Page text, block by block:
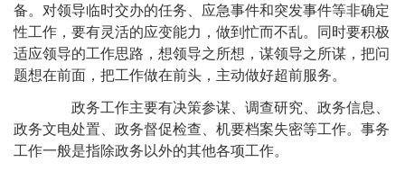
备。对领导临时交办的任务、应急事件和突发事件等非确定
性工作，要有灵活的应变能力，做到忙而不乱。同时要积极
适应领导的工作思路，想领导之所想，谋领导之所谋，把问
题想在前面，把工作做在前头，主动做好超前服务。
政务工作主要有决策参谋、调查研究、政务信息、
政务文电处置、政务督促检查、机要档案失密等工作。事务
工作一般是指除政务以外的其他各项工作。